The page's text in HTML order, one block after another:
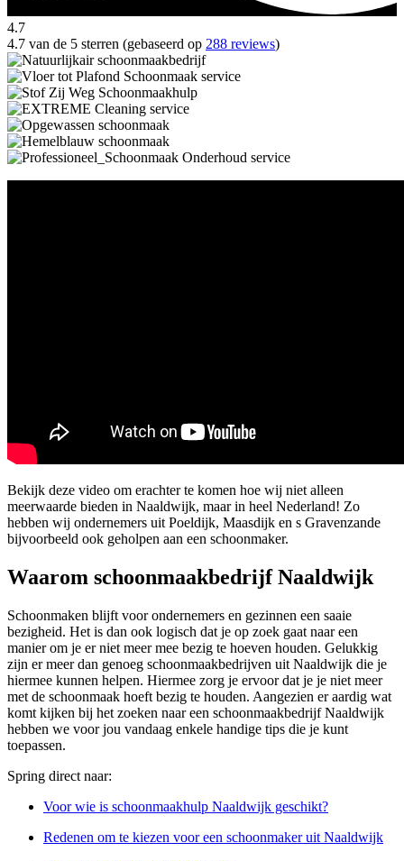
4.7
4.7 van de 5 sterren (gebaseerd op 288 reviews)
Bekijk deze video om erachter te komen hoe wij niet alleen
meerwaarde bieden in Naaldwijk, maar in heel Nederland! Zo
hebben wij ondernemers uit Poeldijk, Maasdijk en s Gravenzande
bijvoorbeeld ook geholpen aan een schoonmaker.
Waarom schoonmaakbedrijf Naaldwijk
Schoonmaken blijft voor ondernemers en gezinnen een saaie
bezigheid. Het is dan ook logisch dat je op zoek gaat naar een
manier om je er niet meer mee bezig te hoeven houden. Gelukkig
zijn er meer dan genoeg schoonmaakbedrijven uit Naaldwijk die je
hiermee kunnen helpen. Hiermee zorg je ervoor dat je je niet meer
met de schoonmaak hoeft bezig te houden. Aangezien er aardig wat
komt kijken bij het zoeken naar een schoonmaakbedrijf Naaldwijk
hebben we voor jou vandaag enkele handige tips die je kunt
toepassen.
Spring direct naar:
Voor wie is schoonmaakhulp Naaldwijk geschikt?
Redenen om te kiezen voor een schoonmaker uit Naaldwijk